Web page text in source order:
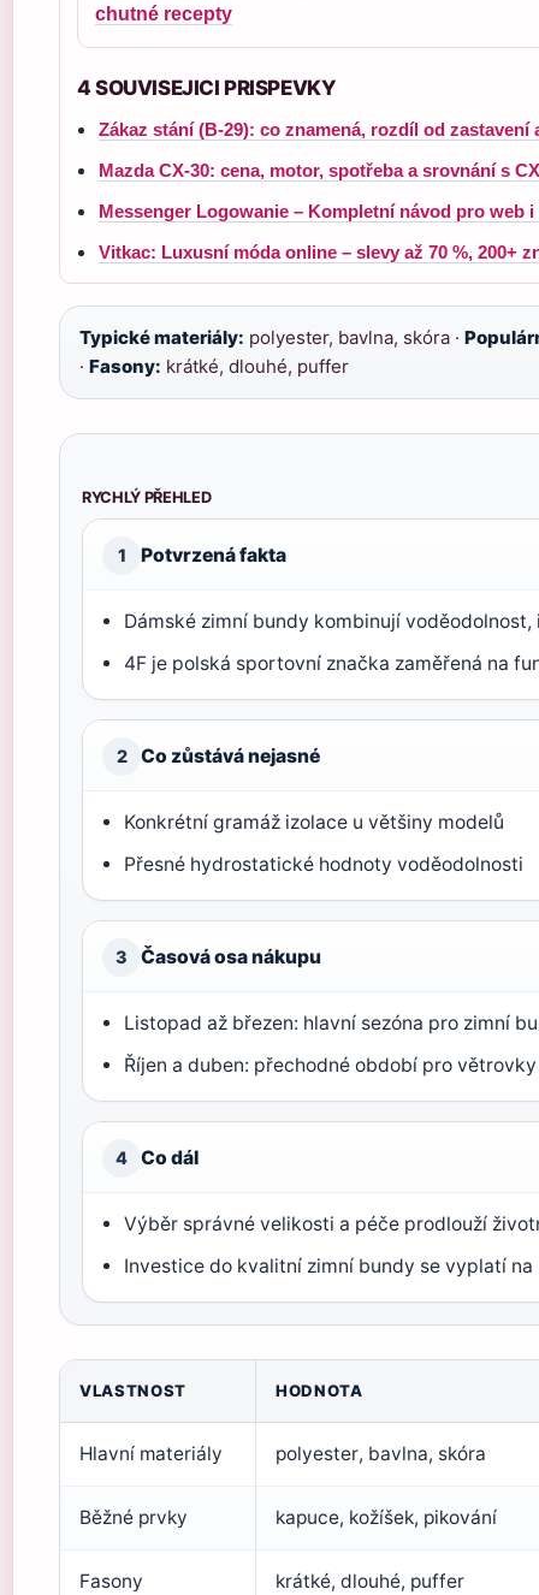
chutné recepty
4 SOUVISEJICI PRISPEVKY
Zákaz stání (B-29): co znamená, rozdíl od zastavení
Mazda CX-30: cena, motor, spotřeba a srovnání s
Messenger Logowanie – Kompletní návod pro web i
Vitkac: Luxusní móda online – slevy až 70 %, 200+
Typické materiály: polyester, bavlna, skóra ·
· Fasony: krátké, dlouhé, puffer
RYCHLÝ PŘEHLED
1 Potvrzená fakta
Dámské zimní bundy kombinují voděodolnost,
4F je polská sportovní značka zaměřená na
2 Co zůstává nejasné
Konkrétní gramáž izolace u většiny modelů
Přesné hydrostatické hodnoty voděodolnosti
3 Časová osa nákupu
Listopad až březen: hlavní sezóna pro zimní
Říjen a duben: přechodné období pro
4 Co dál
Výběr správné velikosti a péče prodlouží
Investice do kvalitní zimní bundy se vyplatí na
VLASTNOST HODNOTA
Hlavní materiály polyester, bavlna, skóra
Běžné prvky kapuce, kožíšek, pikování
Fasony krátké, dlouhé, puffer